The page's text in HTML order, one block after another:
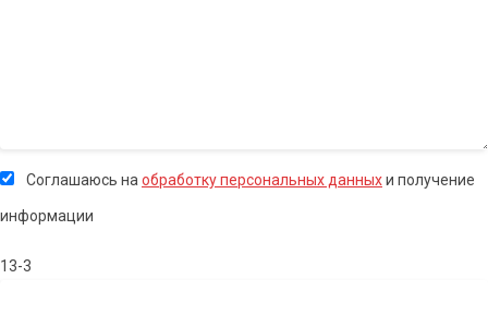
Соглашаюсь на обработку персональных данныхи получение
информации
13-3